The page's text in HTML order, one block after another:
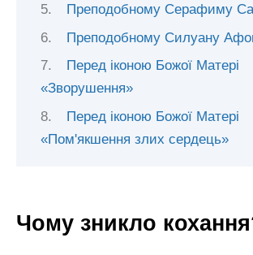
Преподобному Серафиму
Преподобному Силуану
Перед іконою Божої Матері
«Зворушення»
Перед іконою Божої Матері
«Пом'якшення злих сердець»
Чому зникло